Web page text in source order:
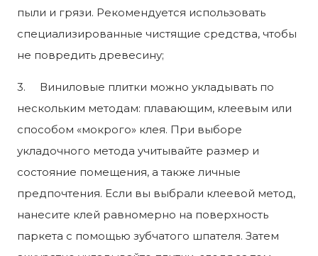
пыли и грязи. Рекомендуется использовать
специализированные чистящие средства, чтобы
не повредить древесину;
3. Виниловые плитки можно укладывать по
нескольким методам: плавающим, клеевым или
способом «мокрого» клея. При выборе
укладочного метода учитывайте размер и
состояние помещения, а также личные
предпочтения. Если вы выбрали клеевой метод,
нанесите клей равномерно на поверхность
паркета с помощью зубчатого шпателя. Затем